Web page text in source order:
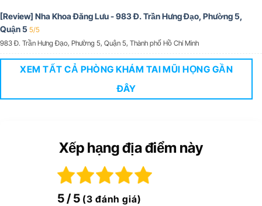
[Review] Nha Khoa Đăng Lưu - 983 Đ. Trần Hưng Đạo, Phường 5,
Quận 5 5/5
983 Đ. Trần Hưng Đạo, Phường 5, Quận 5, Thành phố Hồ Chí Minh
XEM TẤT CẢ PHÒNG KHÁM TAI MŨI HỌNG GẦN
ĐÂY
Xếp hạng địa điểm này
5 / 5 (3 đánh giá)